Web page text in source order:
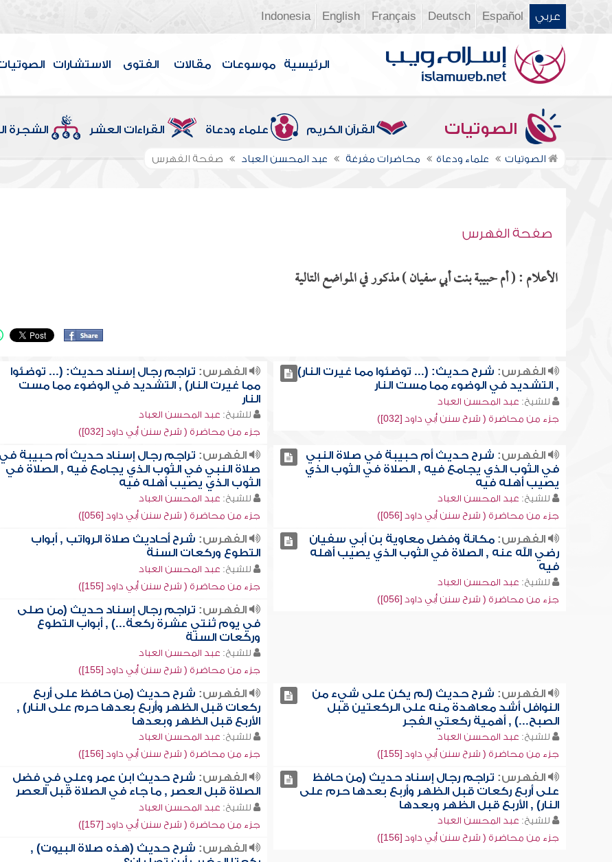
عربي Español
Deutsch
Français
English
Indonesia
الرئيسية موسوعات مقالات الفتوى الاستشارات
الصوتيات القرآن الكريم علماء ودعاة القراءات العشر الشجرة
الصوتيات علماء ودعاة محاضرات مفرغة عبد المحسن العباد صفحة الفهرس
صفحة الفهرس
الأعلام : ( أم حبيبة بنت أبي سفيان ) مذكور في المواضع التالية
الفهرس: شرح حديث: (... توضئوا مما غيرت النار)
, التشديد في الوضوء مما مست النار
للشيخ: عبد المحسن العباد
جزء من محاضرة ( شرح سنن أبي داود [032])
الفهرس: تراجم رجال إسناد حديث: (... توضئوا
مما غيرت النار) , التشديد في الوضوء مما مست
النار
للشيخ: عبد المحسن العباد
جزء من محاضرة ( شرح سنن أبي داود [032])
الفهرس: شرح حديث أم حبيبة في صلاة النبي
في الثوب الذي يجامع فيه , الصلاة في الثوب الذي
يصيب أهله فيه
للشيخ: عبد المحسن العباد
جزء من محاضرة ( شرح سنن أبي داود [056])
الفهرس: تراجم رجال إسناد حديث أم حبيبة في
صلاة النبي في الثوب الذي يجامع فيه , الصلاة في
الثوب الذي يصيب أهله فيه
للشيخ: عبد المحسن العباد
جزء من محاضرة ( شرح سنن أبي داود [056])
الفهرس:مكانة وفضل معاوية بن أبي سفيان
رضي الله عنه , الصلاة في الثوب الذي يصيب أهله
فيه
للشيخ: عبد المحسن العباد
جزء من محاضرة ( شرح سنن أبي داود [056])
الفهرس: شرح أحاديث صلاة الرواتب , أبواب
التطوع وركعات السنة
للشيخ: عبد المحسن العباد
جزء من محاضرة ( شرح سنن أبي داود [155])
الفهرس: تراجم رجال إسناد حديث (من صلى
في يوم ثنتي عشرة ركعة...) , أبواب التطوع
وركعات السنة
للشيخ: عبد المحسن العباد
جزء من محاضرة ( شرح سنن أبي داود [155])
الفهرس: شرح حديث (لم يكن على شيء من
النوافل أشد معاهدة منه على الركعتين قبل
الصبح...) , أهمية ركعتي الفجر
للشيخ: عبد المحسن العباد
جزء من محاضرة ( شرح سنن أبي داود [155])
الفهرس: شرح حديث (من حافظ على أربع
ركعات قبل الظهر وأربع بعدها حرم على النار) ,
الأربع قبل الظهر وبعدها
للشيخ: عبد المحسن العباد
جزء من محاضرة ( شرح سنن أبي داود [156])
الفهرس: تراجم رجال إسناد حديث (من حافظ
على أربع ركعات قبل الظهر وأربع بعدها حرم على
النار) , الأربع قبل الظهر وبعدها
للشيخ: عبد المحسن العباد
جزء من محاضرة ( شرح سنن أبي داود [156])
الفهرس: شرح حديث ابن عمر وعلي في فضل
الصلاة قبل العصر , ما جاء في الصلاة قبل العصر
للشيخ: عبد المحسن العباد
جزء من محاضرة ( شرح سنن أبي داود [157])
الفهرس: شرح حديث (هذه صلاة البيوت) ,